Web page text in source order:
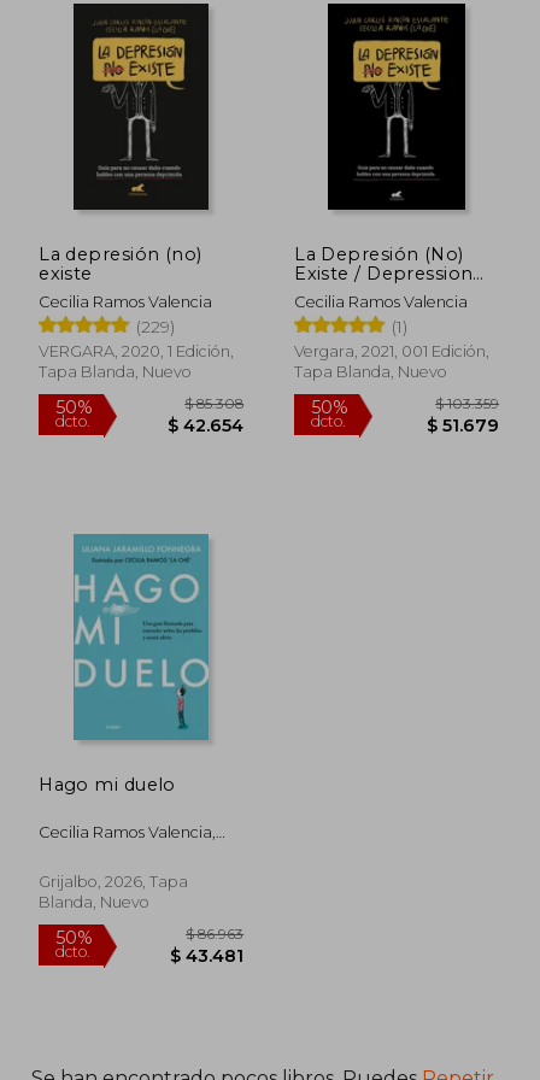
La depresión (no)
existe
Cecilia Ramos Valencia
(229)
VERGARA, 2020, 1 Edición,
Tapa Blanda, Nuevo
50%
dcto. $ 42.654
La Depresión (No)
Existe / Depression
Does (Not) Exist
Cecilia Ramos Valencia
(1)
Vergara, 2021, 001 Edición,
Tapa Blanda, Nuevo
Hago mi duelo
Cecilia Ramos Valencia,
Grijalbo, 2026, Tapa
Blanda, Nuevo